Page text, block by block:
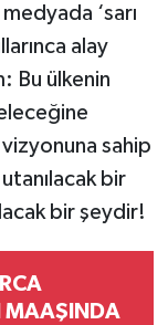
‘sarı
alay
Bu ülkenin
sahip
bir
bir şeydir!
MAAŞINDA